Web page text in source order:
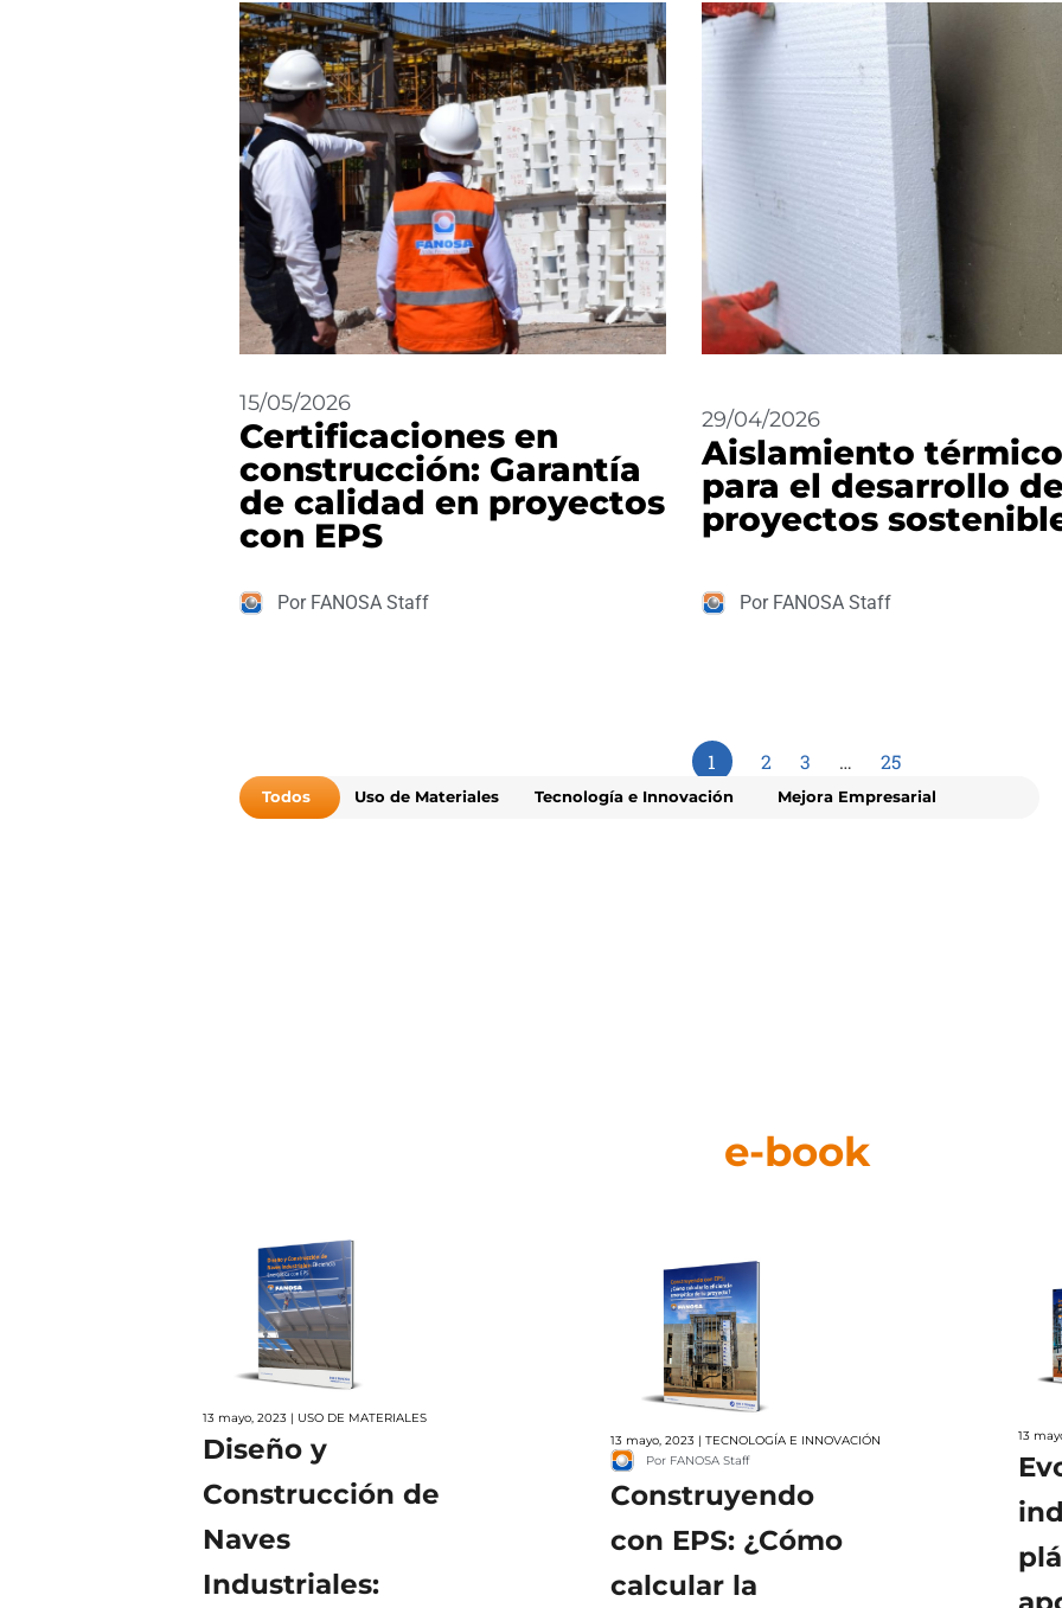
15/05/2026
Certificaciones en
construcción: Garantía
de calidad en proyectos
con EPS
Por FANOSA Staff
29/04/2026
Aislamiento térmico
para el desarrollo
proyectos
Por FANOSA Staff
1 2 3 … 25
Todos Uso de Materiales Tecnología e Innovación Mejora Empresarial
e-book
13 mayo, 2023 | USO DE MATERIALES
Diseño y
Construcción de
Naves
Industriales:
13 mayo, 2023 | TECNOLOGÍA E INNOVACIÓN
Por FANOSA Staff
Construyendo
con EPS: ¿Cómo
calcular la
13